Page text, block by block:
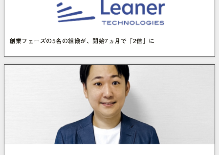
創業フェーズの5名の組織が、開始7ヵ月で「2倍」に